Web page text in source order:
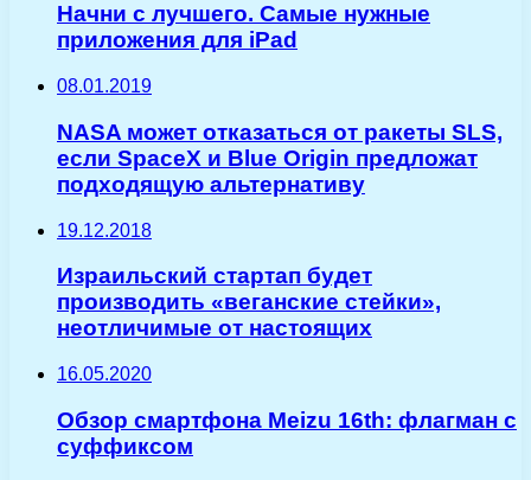
Начни с лучшего. Самые нужные
приложения для iPad
08.01.2019
NASA может отказаться от ракеты SLS,
если SpaceX и Blue Origin предложат
подходящую альтернативу
19.12.2018
Израильский стартап будет
производить «веганские стейки»,
неотличимые от настоящих
16.05.2020
Обзор смартфона Meizu 16th: флагман с
суффиксом